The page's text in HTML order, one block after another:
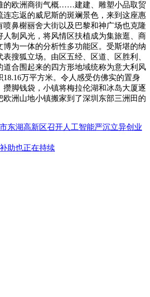
的欧洲商街气概……建建、雕塑小品取贸
连忘返的威尼斯的斑斓景色，来到这座惠
喷鼻榭丽舍大街以及巴黎和神广场也克隆
人制风光，将风情区扶植成为集旅逛、商
博为一体的分析性多功能区。受斯堪的纳
搜狐立场。由区五经、区道、区胜利、
道合围起来的四方形地域统称为意大利风
万平方米。令人感受仿佛实的置身
攒脚钱袋，小镇将梅拉伦湖和冰岛大厦逐
欧洲山地小镇搬家到了深圳东部三洲田的
东湖高新区召开人工智能严沉立异创业
助也正在持续